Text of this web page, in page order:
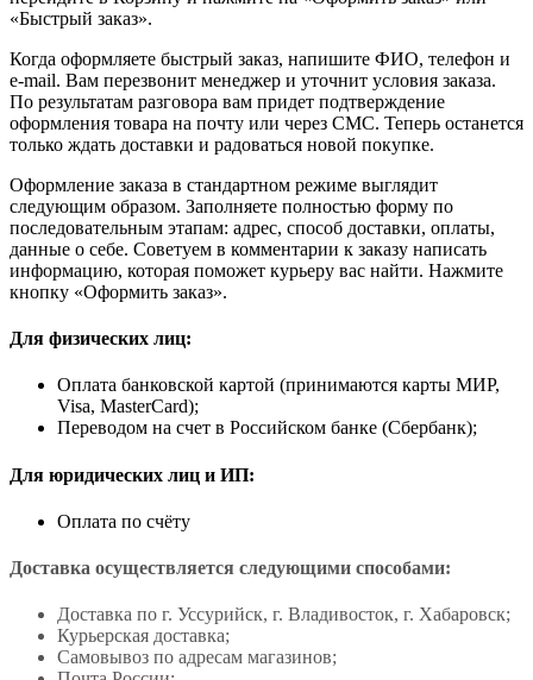
«Быстрый заказ».
Когда оформляете быстрый заказ, напишите ФИО, телефон и
e-mail. Вам перезвонит менеджер и уточнит условия заказа.
По результатам разговора вам придет подтверждение
оформления товара на почту или через СМС. Теперь останется
только ждать доставки и радоваться новой покупке.
Оформление заказа в стандартном режиме выглядит
следующим образом. Заполняете полностью форму по
последовательным этапам: адрес, способ доставки, оплаты,
данные о себе. Советуем в комментарии к заказу написать
информацию, которая поможет курьеру вас найти. Нажмите
кнопку «Оформить заказ».
Для физических лиц:
Оплата банковской картой (принимаются карты МИР,
Visa, MasterCard);
Переводом на счет в Российском банке (Сбербанк);
Для юридических лиц и ИП:
Оплата по счёту
Доставка осуществляется следующими способами:
Доставка по г. Уссурийск, г. Владивосток, г. Хабаровск;
Курьерская доставка;
Самовывоз по адресам магазинов;